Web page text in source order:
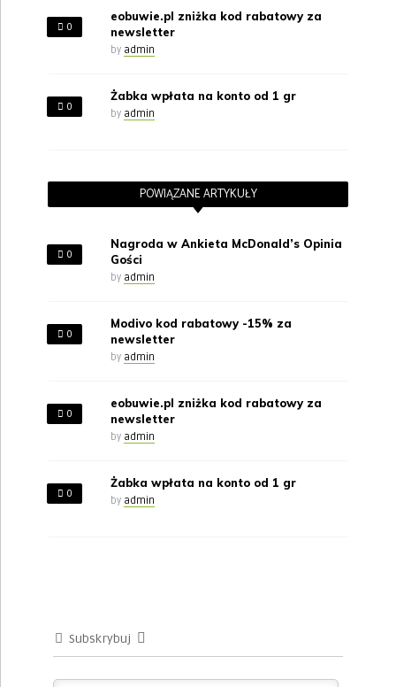
0
eobuwie.pl zniżka kod rabatowy za
newsletter
by admin
0
Żabka wpłata na konto od 1 gr
by admin
POWIĄZANE ARTYKUŁY
0
Nagroda w Ankieta McDonald’s Opinia
Gości
by admin
0
Modivo kod rabatowy -15% za
newsletter
by admin
0
eobuwie.pl zniżka kod rabatowy za
newsletter
by admin
0
Żabka wpłata na konto od 1 gr
by admin
Subskrybuj